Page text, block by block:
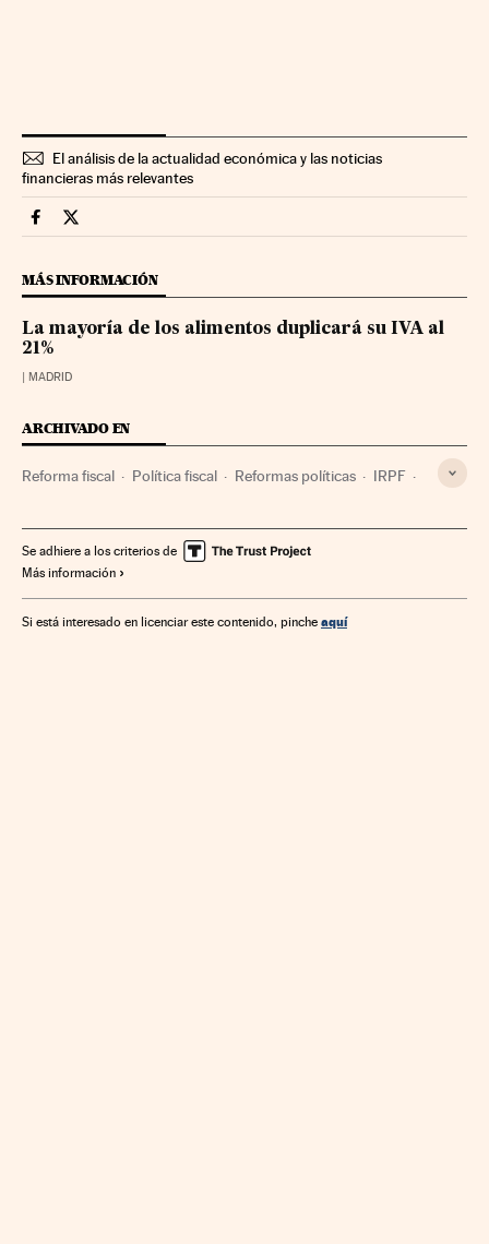
El análisis de la actualidad económica y las noticias
financieras más relevantes
Economia Cinco Días en Facebook
Economia Cinco Días en Twitter
MÁS INFORMACIÓN
La mayoría de los alimentos duplicará su IVA al
21%
| MADRID
ARCHIVADO EN
Reforma fiscal Política fiscal Reformas políticas IRPF
Finanzas Política económica Economía
Se adhiere a los criterios de
Más información
Si está interesado en licenciar este contenido, pinche aquí